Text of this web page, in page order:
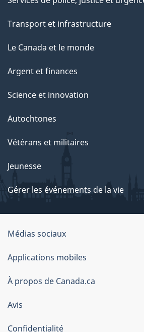
Transport et infrastructure
Le Canada et le monde
Argent et finances
Science et innovation
Autochtones
Vétérans et militaires
Jeunesse
Gérer les événements de la vie
Organisation
du
gouvernement
du
Canada
Médias sociaux
Applications mobiles
À propos de Canada.ca
Avis
Confidentialité